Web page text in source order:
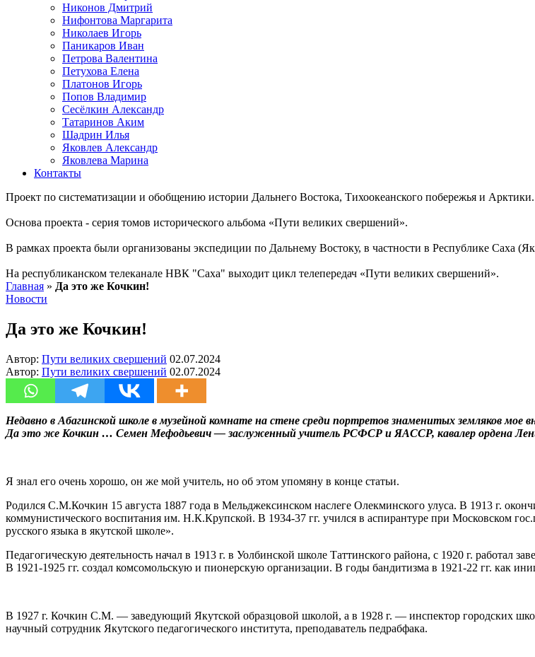
Никонов Дмитрий
Нифонтова Маргарита
Николаев Игорь
Паникаров Иван
Петрова Валентина
Петухова Елена
Платонов Игорь
Попов Владимир
Сесёлкин Александр
Татаринов Аким
Шадрин Илья
Яковлев Александр
Яковлева Марина
Контакты
Проект по систематизации и обобщению истории Дальнего Востока, Тихоокеанского побережья и Арктики.
Основа проекта - серия томов исторического альбома «Пути великих свершений».
В рамках проекта были организованы экспедиции по Дальнему Востоку, в частности в Республике Саха
На республиканском телеканале НВК "Саха" выходит цикл телепередач «Пути великих свершений».
Главная » Да это же Кочкин!
Новости
Да это же Кочкин!
Автор: Пути великих свершений 02.07.2024
Автор: Пути великих свершений 02.07.2024
Недавно в Абагинской школе в музейной комнате на стене среди портретов знаменитых земляков мое
Да это же Кочкин … Семен Мефодьевич — заслуженный учитель РСФСР и ЯАССР, кавалер ордена
Я знал его очень хорошо, он же мой учитель, но об этом упомяну в конце статьи.
Родился С.М.Кочкин 15 августа 1887 года в Мельджексинском наслеге Олекминского улуса. В 1913 г.
коммунистического воспитания им. Н.К.Крупской. В 1934-37 гг. учился в аспирантуре при Московском
русского языка в якутской школе».
Педагогическую деятельность начал в 1913 г. в Уолбинской школе Таттинского района, с 1920 г. работал
В 1921-1925 гг. создал комсомольскую и пионерскую организации. В годы бандитизма в 1921-22 гг. как
В 1927 г. Кочкин С.М. — заведующий Якутской образцовой школой, а в 1928 г. — инспектор городских
научный сотрудник Якутского педагогического института, преподаватель педрабфака.